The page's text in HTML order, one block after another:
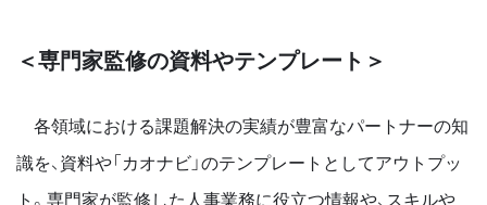
＜専門家監修の資料やテンプレート＞
各領域における課題解決の実績が豊富なパートナーの知
識を、資料や「カオナビ」のテンプレートとしてアウトプッ
ト。専門家が監修した人事業務に役立つ情報や、スキルや